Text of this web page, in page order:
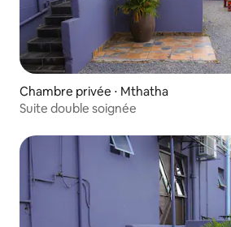
Chambre privée ⋅ Mthatha
Suite double soignée